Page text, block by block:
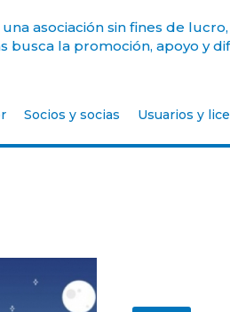
una asociación sin fines de
busca la promoción, apoyo y
Socios y socias Usuarios y